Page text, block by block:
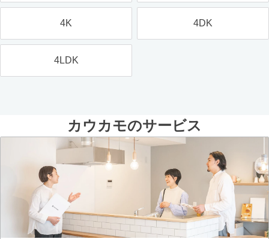
4K 4DK
4LDK
カウカモのサービス